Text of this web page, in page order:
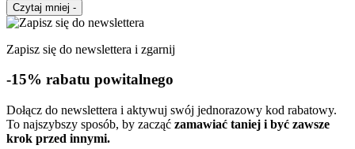
Czytaj mniej -
Zapisz się do newslettera i zgarnij
-15% rabatu powitalnego
Dołącz do newslettera i aktywuj swój jednorazowy kod rabatowy.
To najszybszy sposób, by zacząć zamawiać taniej i być zawsze
krok przed innymi.